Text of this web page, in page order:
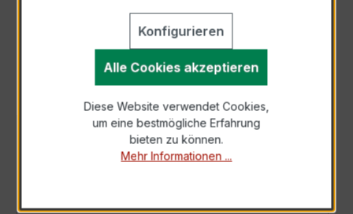
Als PDF exportieren
Der EASKD 31.8 3x200/1A 5VA Kl.0,5 ist ein
Verrechnungsstromwandler der bewährten
Konfigurieren
Alle Cookies akzeptieren
Diese Website verwendet Cookies,
um eine bestmögliche Erfahrung
bieten zu können.
Mehr Informationen ...